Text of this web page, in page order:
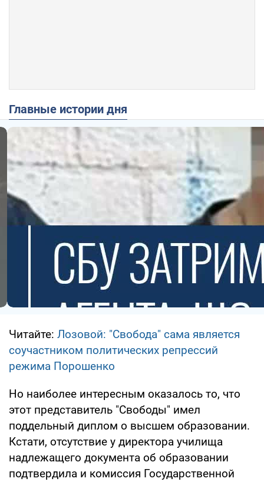
Главные истории дня
Читайте: Лозовой: "Свобода" сама является
соучастником политических репрессий
режима Порошенко
Но наиболее интересным оказалось то, что
этот представитель "Свободы" имел
поддельный диплом о высшем образовании.
Кстати, отсутствие у директора училища
надлежащего документа об образовании
подтвердила и комиссия Государственной